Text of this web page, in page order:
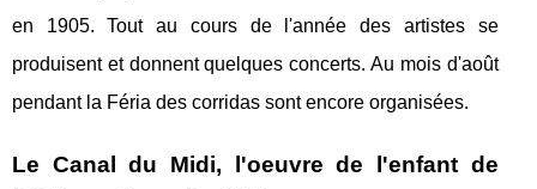
en 1905. Tout au cours de l'année des artistes se
produisent et donnent quelques concerts. Au mois d'août
pendant la Féria des corridas sont encore organisées.
Le Canal du Midi, l'oeuvre de l'enfant de